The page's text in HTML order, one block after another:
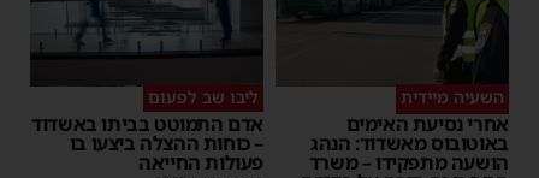
השעיה מיידית
אחרי נסיעת האימים
באוטובוס מאשדוד: הנהג
הושעה מתפקידו – משרד
ליבו שב לפעום
אדם התמוטט בביתו באשדוד
– כוחות ההצלה ביצעו בו
פעולות החייאה